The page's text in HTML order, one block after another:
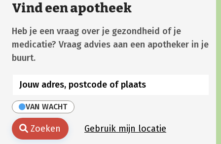
Vind een apotheek
Heb je een vraag over je gezondheid of je
medicatie? Vraag advies aan een apotheker in je
buurt.
VAN WACHT
Zoeken Gebruik mijn locatie